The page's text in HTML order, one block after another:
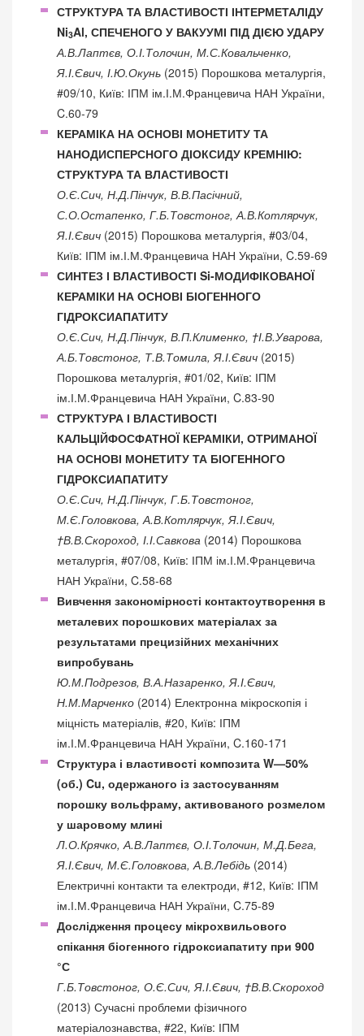
СТРУКТУРА ТА ВЛАСТИВОСТІ ІНТЕРМЕТАЛІДУ
Ni3Al, СПЕЧЕНОГО У ВАКУУМІ ПІД ДІЄЮ УДАРУ
А.В.Лаптєв, О.І.Толочин, М.С.Ковальченко,
Я.І.Євич, І.Ю.Окунь (2015) Порошкова металургія,
#09/10, Київ: ІПМ ім.І.М.Францевича НАН України,
C.60-79
КЕРАМІКА НА ОСНОВІ МОНЕТИТУ ТА
НАНОДИСПЕРСНОГО ДІОКСИДУ КРЕМНІЮ:
СТРУКТУРА ТА ВЛАСТИВОСТІ
О.Є.Сич, Н.Д.Пінчук, В.В.Пасічний,
С.О.Остапенко, Г.Б.Товстоног, А.В.Котлярчук,
Я.І.Євич (2015) Порошкова металургія, #03/04,
Київ: ІПМ ім.І.М.Францевича НАН України, C.59-69
СИНТЕЗ І ВЛАСТИВОСТІ Si-МОДИФІКОВАНОЇ
КЕРАМІКИ НА ОСНОВІ БІОГЕННОГО
ГІДРОКСИАПАТИТУ
О.Є.Сич, Н.Д.Пінчук, В.П.Клименко, †І.В.Уварова,
А.Б.Товстоног, Т.В.Томила, Я.І.Євич (2015)
Порошкова металургія, #01/02, Київ: ІПМ
ім.І.М.Францевича НАН України, C.83-90
СТРУКТУРА І ВЛАСТИВОСТІ
КАЛЬЦІЙФОСФАТНОЇ КЕРАМІКИ, ОТРИМАНОЇ
НА ОСНОВІ МОНЕТИТУ ТА БІОГЕННОГО
ГІДРОКСИАПАТИТУ
О.Є.Сич, Н.Д.Пінчук, Г.Б.Товстоног,
М.Є.Головкова, А.В.Котлярчук, Я.І.Євич,
†В.В.Скороход, І.І.Савкова (2014) Порошкова
металургія, #07/08, Київ: ІПМ ім.І.М.Францевича
НАН України, C.58-68
Вивчення закономірності контактоутворення в
металевих порошкових матеріалах за
результатами прецизійних механічних
випробувань
Ю.М.Подрезов, В.А.Назаренко, Я.І.Євич,
Н.М.Марченко (2014) Електронна мікроскопія і
міцність матеріалів, #20, Київ: ІПМ
ім.І.М.Францевича НАН України, C.160-171
Структура і властивості композита W—50%
(об.) Cu, одержаного із застосуванням
порошку вольфраму, активованого розмелом
у шаровому млині
Л.О.Крячко, А.В.Лаптєв, О.І.Толочин, М.Д.Бега,
Я.І.Євич, М.Є.Головкова, А.В.Лебідь (2014)
Електричні контакти та електроди, #12, Київ: ІПМ
ім.І.М.Францевича НАН України, C.75-89
Дослідження процесу мікрохвильового
спікання біогенного гідроксиапатиту при 900
°С
Г.Б.Товстоног, О.Є.Сич, Я.І.Євич, †В.В.Скороход
(2013) Сучасні проблеми фізичного
матеріалознавства, #22, Київ: ІПМ